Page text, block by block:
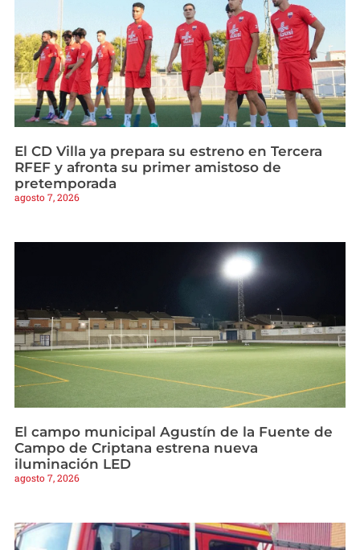
El CD Villa ya prepara su estreno en Tercera
RFEF y afronta su primer amistoso de
pretemporada
agosto 7, 2026
El campo municipal Agustín de la Fuente de
Campo de Criptana estrena nueva
iluminación LED
agosto 7, 2026